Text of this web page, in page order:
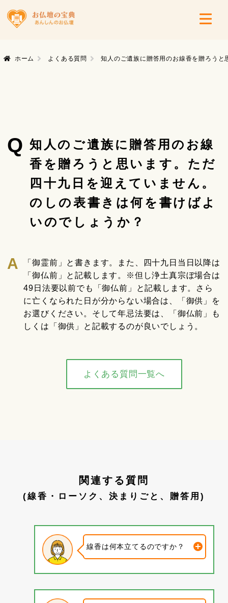
ホーム よくある質問 知人のご遺族に贈答用のお線香を贈ろう
Q 知人のご遺族に贈答用のお線
香を贈ろうと思います。ただ
四十九日を迎えていません。
のしの表書きは何を書けばよ
いのでしょうか？
「御霊前」と書きます。また、四十九日当日以降は
「御仏前」と記載します。※但し浄土真宗ぼ場合は
49日法要以前でも「御仏前」と記載します。さら
に亡くなられた日が分からない場合は、「御供」を
お選びください。そして年忌法要は、「御仏前」も
しくは「御供」と記載するのが良いでしょう。
よくある質問一覧へ
関連する質問
(線香・ローソク、決まりごと、贈答用)
線香は何本立てるのですか？